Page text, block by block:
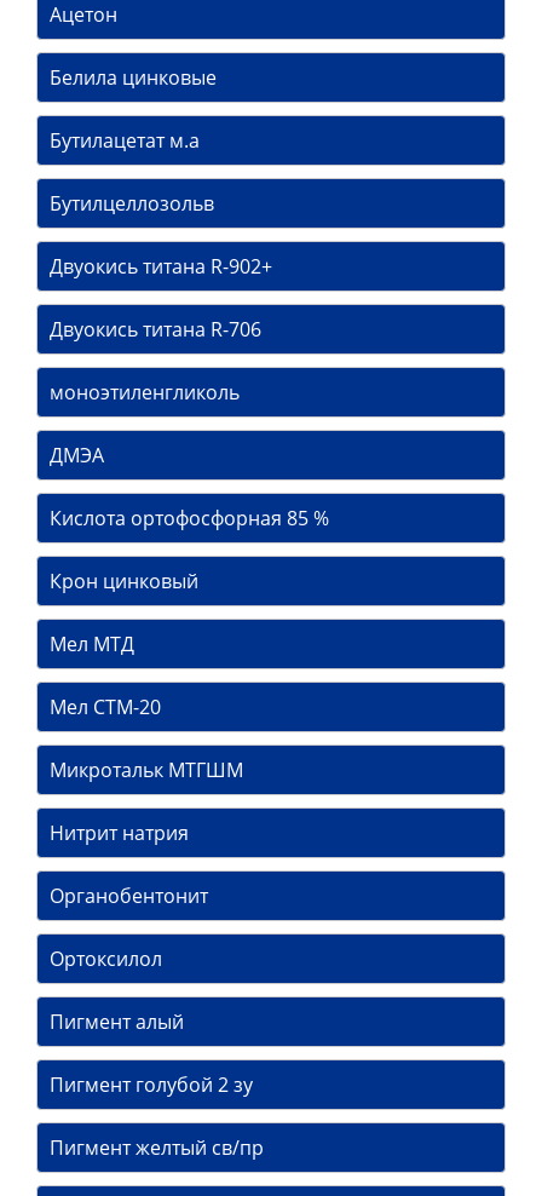
Ацетон
Белила цинковые
Бутилацетат м.а
Бутилцеллозольв
Двуокись титана R-902+
Двуокись титана R-706
моноэтиленгликоль
ДМЭА
Кислота ортофосфорная 85 %
Крон цинковый
Мел МТД
Мел СТМ-20
Микротальк МТГШМ
Нитрит натрия
Органобентонит
Ортоксилол
Пигмент алый
Пигмент голубой 2 зу
Пигмент желтый св/пр